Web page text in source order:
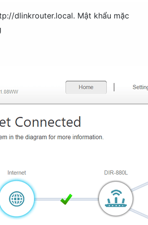
dlinkrouter.local. Mật khẩu mặc